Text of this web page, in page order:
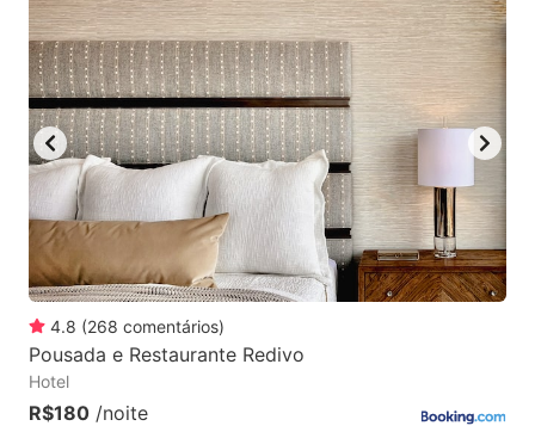
4.8 (268 comentários)
Pousada e Restaurante Redivo
Hotel
R$180 /noite